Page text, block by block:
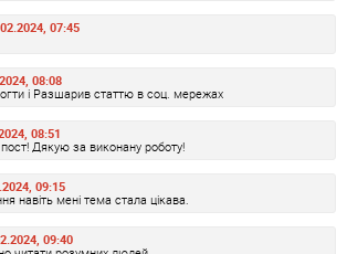
07:45
08:08
і Разшарив статтю в соц. мережах
08:51
Дякую за виконану роботу!
09:15
навіть мені тема стала цікава.
09:40